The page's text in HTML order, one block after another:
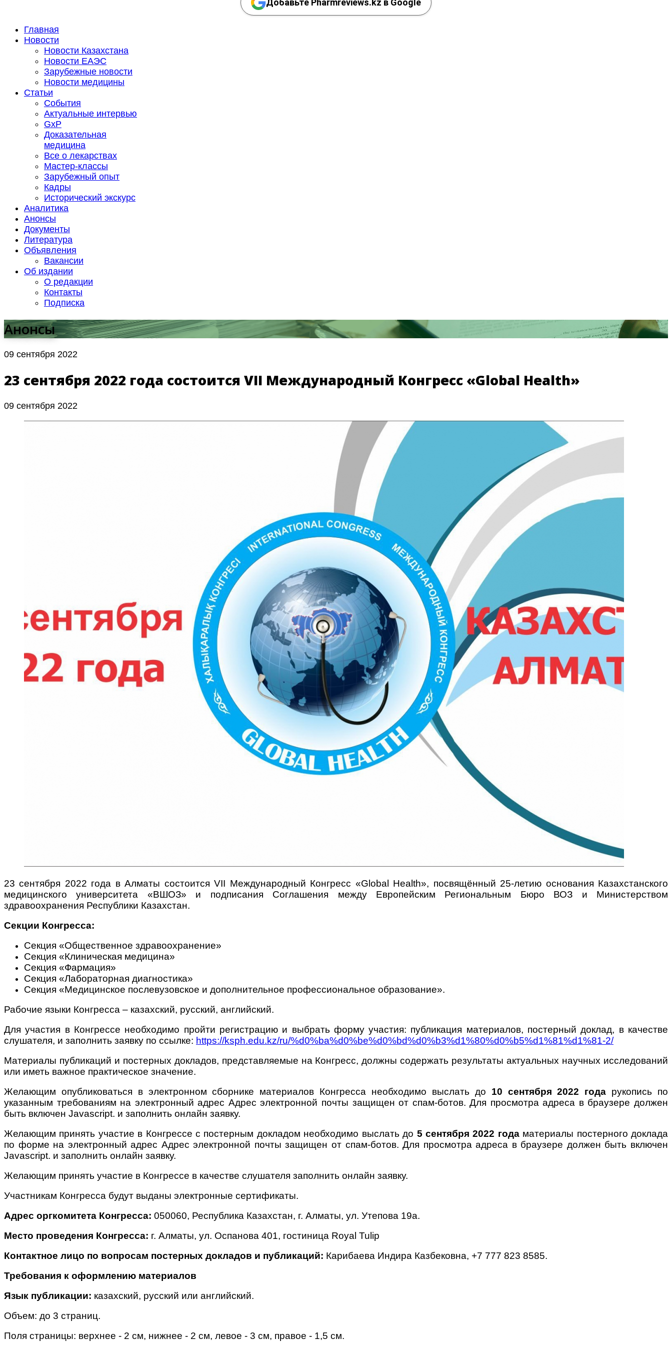
Добавьте Pharmreviews.kz в Google
Главная
Новости
Новости Казахстана
Новости ЕАЭС
Зарубежные новости
Новости медицины
Статьи
События
Актуальные интервью
GxP
Доказательная
медицина
Все о лекарствах
Мастер-классы
Зарубежный опыт
Кадры
Исторический экскурс
Аналитика
Анонсы
Документы
Литература
Объявления
Вакансии
Об издании
О редакции
Контакты
Подписка
Анонсы
09 сентября 2022
23 сентября 2022 года состоится VII Международный Конгресс «Global Health»
09 сентября 2022
23 сентября 2022 года в Алматы состоится VII Международный Конгресс «Global Health», посвящённый 25-летию основания Казахстанского
медицинского университета «ВШОЗ» и подписания Соглашения между Европейским Региональным Бюро ВОЗ и Министерством
здравоохранения Республики Казахстан.
Секции Конгресса:
Секция «Общественное здравоохранение»
Секция «Клиническая медицина»
Секция «Фармация»
Секция «Лабораторная диагностика»
Секция «Медицинское послевузовское и дополнительное профессиональное образование».
Рабочие языки Конгресса – казахский, русский, английский.
Для участия в Конгрессе необходимо пройти регистрацию и выбрать форму участия: публикация материалов, постерный доклад, в качестве
слушателя, и заполнить заявку по ссылке: https://ksph.edu.kz/ru/%d0%ba%d0%be%d0%bd%d0%b3%d1%80%d0%b5%d1%81%d1%81-2/
Материалы публикаций и постерных докладов, представляемые на Конгресс, должны содержать результаты актуальных научных исследований
или иметь важное практическое значение.
Желающим опубликоваться в электронном сборнике материалов Конгресса необходимо выслать до 10 сентября 2022 года рукопись по
указанным требованиям на электронный адрес Адрес электронной почты защищен от спам-ботов. Для просмотра адреса в браузере должен
быть включен Javascript. и заполнить онлайн заявку.
Желающим принять участие в Конгрессе с постерным докладом необходимо выслать до 5 сентября 2022 годаматериалы постерного доклада
по форме на электронный адрес Адрес электронной почты защищен от спам-ботов. Для просмотра адреса в браузере должен быть включен
Javascript. и заполнить онлайн заявку.
Желающим принять участие в Конгрессе в качестве слушателя заполнить онлайн заявку.
Участникам Конгресса будут выданы электронные сертификаты.
Адрес оргкомитета Конгресса: 050060, Республика Казахстан, г. Алматы, ул. Утепова 19а.
Место проведения Конгресса: г. Алматы, ул. Оспанова 401, гостиница Royal Tulip
Контактное лицо по вопросам постерных докладов и публикаций: Карибаева Индира Казбековна, +7 777 823 8585.
Требования к оформлению материалов
Язык публикации: казахский, русский или английский.
Объем: до 3 страниц.
Поля страницы: верхнее - 2 см, нижнее - 2 см, левое - 3 см, правое - 1,5 см.